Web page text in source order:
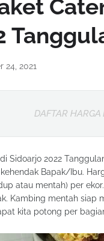
24, 2021
DAFTAR HARGA
Sidoarjo 2022
Bapak/Ibu.
atau mentah) per
Kambing mentah siap
kita potong per